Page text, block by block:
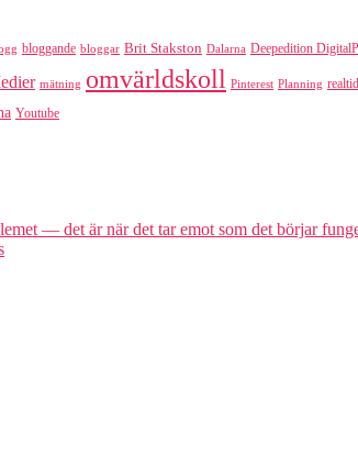
bloggande bloggar Brit Stakston Dalarna Deepedition
mätning omvärldskoll Pinterest Planning realtid
Youtube
— det är när det tar emot som det börjar